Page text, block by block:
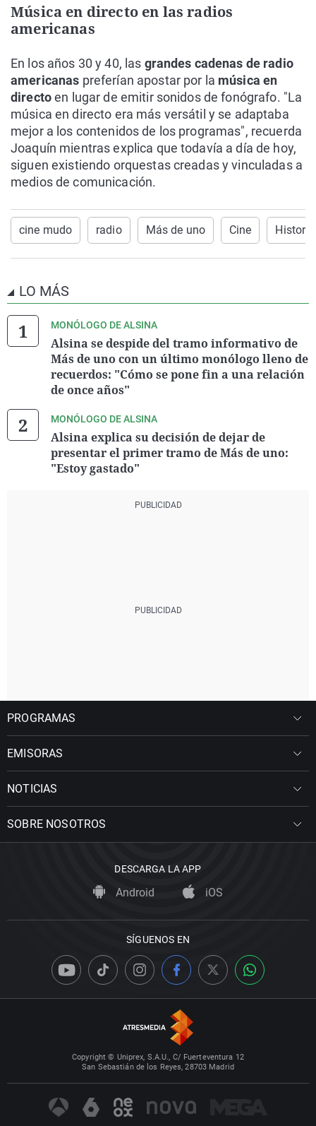
Música en directo en las radios
americanas
En los años 30 y 40, las grandes cadenas de radio
americanas preferían apostar por la música en
directoen lugar de emitir sonidos de fonógrafo. "La
música en directo era más versátil y se adaptaba
mejor a los contenidos de los programas", recuerda
Joaquín mientras explica que todavía a día de hoy,
siguen existiendo orquestas creadas y vinculadas a
medios de comunicación.
cine mudo radio Más de uno Cine Historia
LO MÁS
MONÓLOGO DE ALSINA
Alsina se despide del tramo informativo de
Más de uno con un último monólogo lleno de
recuerdos: "Cómo se pone fin a una relación
de once años"
MONÓLOGO DE ALSINA
Alsina explica su decisión de dejar de
presentar el primer tramo de Más de uno:
"Estoy gastado"
PROGRAMAS
EMISORAS
NOTICIAS
SOBRE NOSOTROS
DESCARGA LA APP
Android iOS
SÍGUENOS EN
Copyright © Uniprex, S.A.U., C/ Fuerteventura 12
San Sebastián de los Reyes, 28703 Madrid